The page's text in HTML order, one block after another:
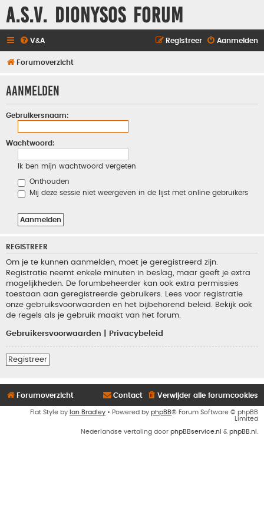
A.S.V. Dionysos Forum
V&A Aanmelden
Registreer
Forumoverzicht
Aanmelden
Gebruikersnaam:
Wachtwoord:
Ik ben mijn wachtwoord vergeten
Onthouden
Mij deze sessie niet weergeven in de lijst met online gebruikers
REGISTREER
Om je te kunnen aanmelden, moet je geregistreerd zijn.
Registratie neemt enkele minuten in beslag, maar geeft je extra
mogelijkheden. De forumbeheerder kan ook extra permissies
toestaan aan geregistreerde gebruikers. Lees voor registratie
onze gebruiksvoorwaarden en het bijbehorend beleid. Bekijk ook
de regels als je gebruik maakt van het forum.
Gebruikersvoorwaarden Privacybeleid
Registreer
Forumoverzicht Verwijder alle forumcookies
Contact
Flat Style by Ian Bradley • Powered by phpBB® Forum Software © phpBB
Limited
Nederlandse vertaling door phpBBservice.nl & phpBB.nl .